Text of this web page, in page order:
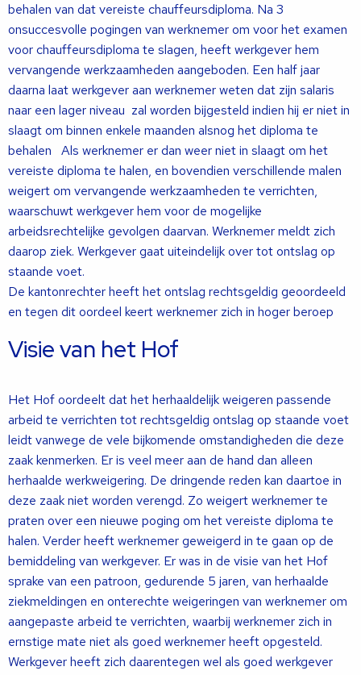
behalen van dat vereiste chauffeursdiploma. Na 3
onsuccesvolle pogingen van werknemer om voor het examen
voor chauffeursdiploma te slagen, heeft werkgever hem
vervangende werkzaamheden aangeboden. Een half jaar
daarna laat werkgever aan werknemer weten dat zijn salaris
naar een lager niveau zal worden bijgesteld indien hij er niet in
slaagt om binnen enkele maanden alsnog het diploma te
behalen Als werknemer er dan weer niet in slaagt om het
vereiste diploma te halen, en bovendien verschillende malen
weigert om vervangende werkzaamheden te verrichten,
waarschuwt werkgever hem voor de mogelijke
arbeidsrechtelijke gevolgen daarvan. Werknemer meldt zich
daarop ziek. Werkgever gaat uiteindelijk over tot ontslag op
staande voet.
De kantonrechter heeft het ontslag rechtsgeldig geoordeeld
en tegen dit oordeel keert werknemer zich in hoger beroep
Visie van het Hof
Het Hof oordeelt dat het herhaaldelijk weigeren passende
arbeid te verrichten tot rechtsgeldig ontslag op staande voet
leidt vanwege de vele bijkomende omstandigheden die deze
zaak kenmerken. Er is veel meer aan de hand dan alleen
herhaalde werkweigering. De dringende reden kan daartoe in
deze zaak niet worden verengd. Zo weigert werknemer te
praten over een nieuwe poging om het vereiste diploma te
halen. Verder heeft werknemer geweigerd in te gaan op de
bemiddeling van werkgever. Er was in de visie van het Hof
sprake van een patroon, gedurende 5 jaren, van herhaalde
ziekmeldingen en onterechte weigeringen van werknemer om
aangepaste arbeid te verrichten, waarbij werknemer zich in
ernstige mate niet als goed werknemer heeft opgesteld.
Werkgever heeft zich daarentegen wel als goed werkgever